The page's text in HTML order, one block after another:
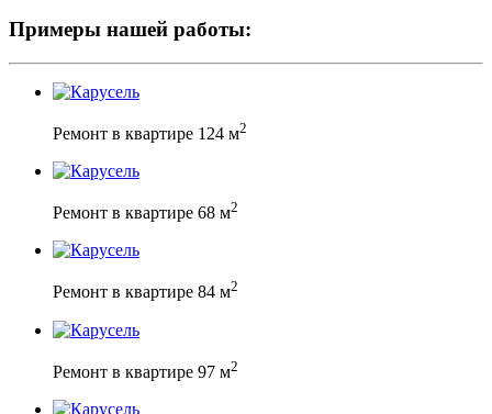
Примеры нашей работы:
Ремонт в квартире 124 м2
Ремонт в квартире 68 м2
Ремонт в квартире 84 м2
Ремонт в квартире 97 м2